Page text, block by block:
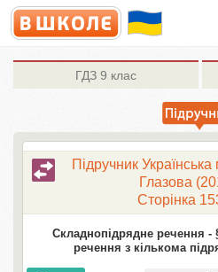
ГДЗ 9 клас
Підручник
Глазова
Сторінка
Складнопідрядне речення -
речення з кількома